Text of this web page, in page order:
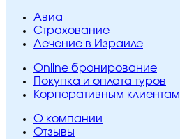
Авиа
Страхование
Лечение в Израиле
Online бронирование
Покупка и оплата туров
Корпоративным клиентам
O компании
Отзывы